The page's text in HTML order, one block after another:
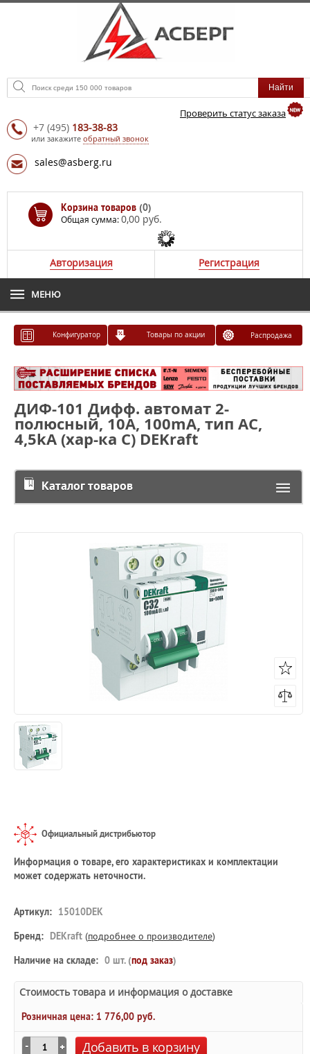
Проверить статус заказа
+7 (495) 183-38-83
или закажите обратный звонок
sales@asberg.ru
Корзина товаров (0)
Общая сумма:0,00 руб.
Авторизация Регистрация
МЕНЮ
Конфигуратор Товары по акции Распродажа
ДИФ-101 Дифф. автомат 2-
полюсный, 10А, 100mA, тип AC,
4,5kA (хар-ка C) DEKraft
Каталог товаров
Официальный дистрибьютор
Информация о товаре, его характеристиках и комплектации
может содержать неточности.
Артикул: 15010DEK
Бренд: DEKraft (подробнее о производителе)
Наличие на складе: 0 шт. (под заказ)
Стоимость товара и информация о доставке
Розничная цена: 1 776,00 руб.
Добавить в корзину